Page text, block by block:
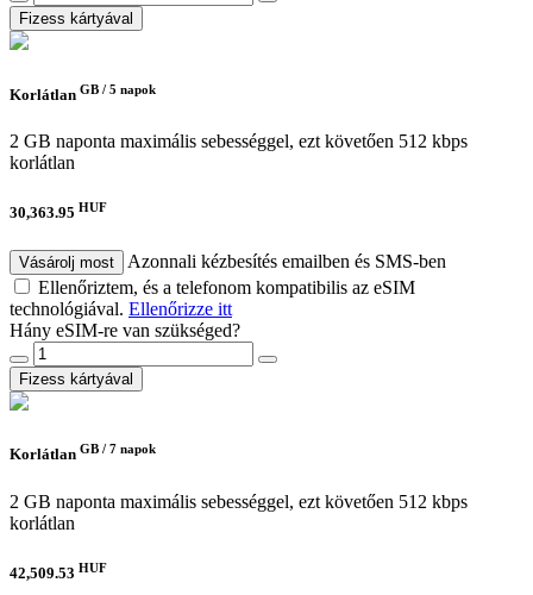
Fizess kártyával
Korlátlan GB / 5 napok
2 GB naponta maximális sebességgel, ezt követően 512 kbps
korlátlan
30,363.95 HUF
Vásárolj most
Azonnali kézbesítés emailben és SMS-ben
Ellenőriztem, és a telefonom kompatibilis az eSIM
technológiával. Ellenőrizze itt
Hány eSIM-re van szükséged?
Fizess kártyával
Korlátlan GB / 7 napok
2 GB naponta maximális sebességgel, ezt követően 512 kbps
korlátlan
42,509.53 HUF